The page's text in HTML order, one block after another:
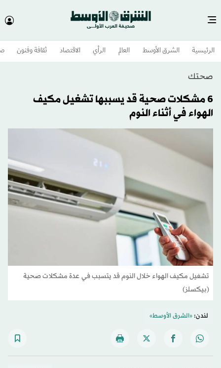
الرئيسية الشرق الأوسط​ العالم الرأي الاقتصاد ثقافة وفنون
صحتك
6 مشكلات صحية قد يسببها تشغيل مكيف
الهواء في أثناء النوم
تشغيل مكيف الهواء خلال النوم قد يتسبب في عدة مشكلات صحية
(بيكسلز)
لندن:«الشرق الأوسط»